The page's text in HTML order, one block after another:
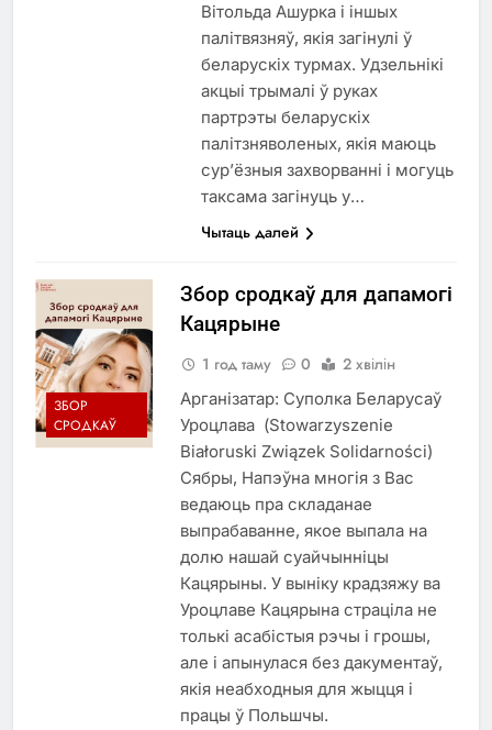
Вітольда Ашурка і іншых
палітвязняў, якія загінулі ў
беларускіх турмах. Удзельнікі
акцыі трымалі ў руках
партрэты беларускіх
палітзняволеных, якія маюць
сур’ёзныя захворванні і могуць
таксама загінуць у…
Чытаць далей
ЗБОР
СРОДКАЎ
Збор сродкаў для дапамогі
Кацярыне
1 год таму 0 2 хвілін
Арганізатар: Суполка Беларусаў
Уроцлава (Stowarzyszenie
Białoruski Związek Solidarności)
Сябры, Напэўна многія з Вас
ведаюць пра складанае
выпрабаванне, якое выпала на
долю нашай суайчынніцы
Кацярыны. У выніку крадзяжу ва
Уроцлаве Кацярына страціла не
толькі асабістыя рэчы і грошы,
але і апынулася без дакументаў,
якія неабходныя для жыцця і
працы ў Польшчы.